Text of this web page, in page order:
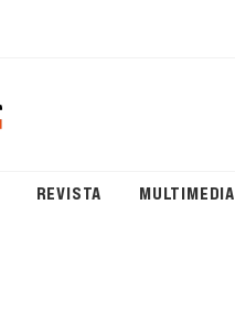
REVISTA MULTIMEDIA